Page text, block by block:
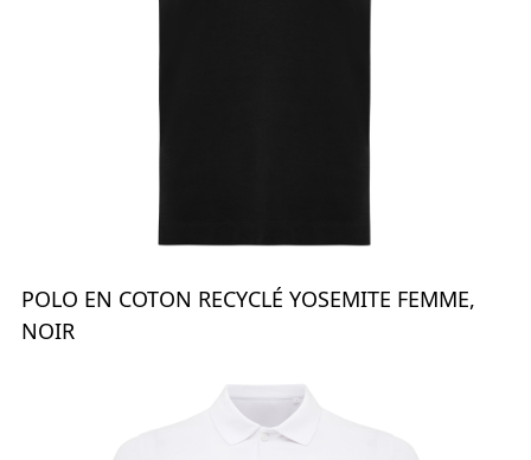
POLO EN COTON RECYCLÉ YOSEMITE FEMME,
NOIR